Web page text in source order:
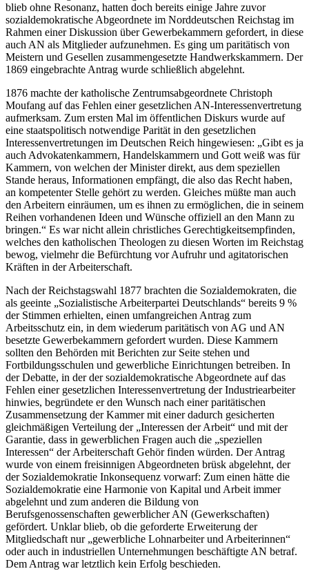
blieb ohne Resonanz, hatten doch bereits einige Jahre zuvor
sozialdemokratische Abgeordnete im Norddeutschen Reichstag im
Rahmen einer Diskussion über Gewerbekammern gefordert, in diese
auch AN als Mitgliederaufzunehmen. Es ging um paritätisch von
Meistern und Gesellen zusammengesetzte Handwerkskammern. Der
1869 eingebrachte Antrag wurde schließlich abgelehnt.
1876 machte der katholische Zentrumsabgeordnete Christoph
Moufang auf das Fehlen einer gesetzlichen AN-Interessenvertretung
aufmerksam. Zum ersten Mal im öffentlichen Diskurs wurde auf
eine staatspolitisch notwendige Parität in den gesetzlichen
Interessenvertretungen im Deutschen Reich hingewiesen: „Gibt es ja
auch Advokatenkammern, Handelskammern und Gott weiß was für
Kammern, von welchen der Minister direkt, aus dem speziellen
Stande heraus, Informationen empfängt, die also das Recht haben,
an kompetenter Stelle gehört zu werden. Gleiches müßte man auch
den Arbeitern einräumen, um es ihnen zu ermöglichen, die in seinem
Reihen vorhandenen Ideen und Wünsche offiziell an den Mann zu
bringen.“ Es war nicht allein christliches Gerechtigkeitsempfinden,
welches den katholischen Theologen zu diesen Worten im Reichstag
bewog, vielmehr die Befürchtung vor Aufruhr und agitatorischen
Kräften in der Arbeiterschaft.
Nach der Reichstagswahl 1877 brachten die Sozialdemokraten, die
als geeinte „Sozialistische Arbeiterpartei Deutschlands“ bereits 9 %
der Stimmen erhielten, einen umfangreichen Antrag zum
Arbeitsschutz ein, in dem wiederum paritätisch von AG und AN
besetzte Gewerbekammern gefordert wurden. Diese Kammern
sollten den Behörden mit Berichten zur Seite stehen und
Fortbildungsschulen und gewerbliche Einrichtungen betreiben. In
der Debatte, in der der sozialdemokratische Abgeordnete auf das
Fehlen einer gesetzlichen Interessenvertretung der Industriearbeiter
hinwies, begründete er den Wunsch nach einer paritätischen
Zusammensetzung der Kammer mit einer dadurch gesicherten
gleichmäßigen Verteilung der „Interessen der Arbeit“ und mit der
Garantie, dass in gewerblichen Fragen auch die „speziellen
Interessen“ der Arbeiterschaft Gehör finden würden. Der Antrag
wurde von einem freisinnigen Abgeordneten brüsk abgelehnt, der
der Sozialdemokratie Inkonsequenz vorwarf: Zum einen hätte die
Sozialdemokratie eine Harmonie von Kapital und Arbeit immer
abgelehnt und zum anderen die Bildung von
Berufsgenossenschaften gewerblicher AN (Gewerkschaften)
gefördert. Unklar blieb, ob die geforderte Erweiterung der
Mitgliedschaft nur „gewerbliche Lohnarbeiter und Arbeiterinnen“
oder auch in industriellen Unternehmungen beschäftigte AN betraf.
Dem Antrag war letztlich kein Erfolg beschieden.